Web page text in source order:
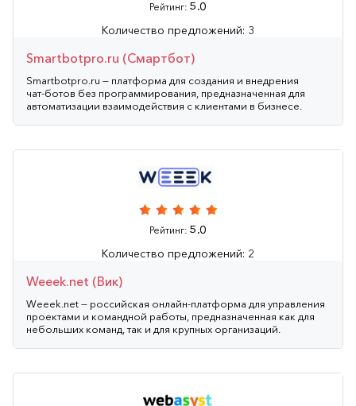
Рейтинг: 5.0
Количество предложений: 3
Smartbotpro.ru (Смартбот)
Smartbotpro.ru — платформа для создания и внедрения
чат‑ботов без программирования, предназначенная для
автоматизации взаимодействия с клиентами в бизнесе.
Рейтинг: 5.0
Количество предложений: 2
Weeek.net (Вик)
Weeek.net — российская онлайн‑платформа для управления
проектами и командной работы, предназначенная как для
небольших команд, так и для крупных организаций.